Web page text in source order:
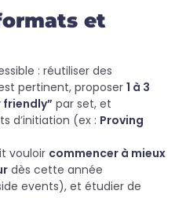
et
: réutiliser des
pertinent, proposer 1 à 3
friendly” par set, et
d’initiation (ex : Proving
vouloir commencer à mieux
dès cette année
events), et étudier de